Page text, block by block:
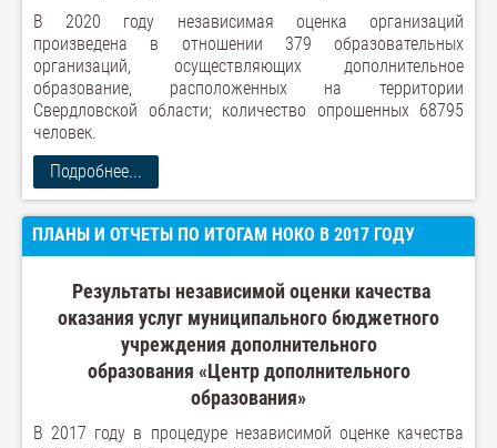
В 2020 году независимая оценка организаций
произведена в отношении 379 образовательных
организаций, осуществляющих дополнительное
образование, расположенных на территории
Свердловской области; количество опрошенных 68795
человек.
Подробнее...
ПЛАНЫ И ОТЧЕТЫ ПО ИТОГАМ НОКО В 2017 ГОДУ
Результаты независимой оценки качества
оказания услуг муниципального бюджетного
учреждения дополнительного
образования «Центр дополнительного
образования»
В 2017 году в процедуре независимой оценке качества